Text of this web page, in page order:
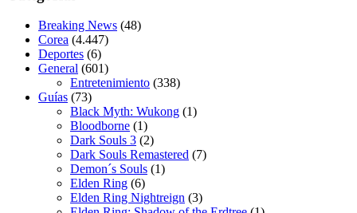
Breaking News (48)
Corea (4.447)
Deportes (6)
General (601)
Entretenimiento (338)
Guías (73)
Black Myth: Wukong (1)
Bloodborne (1)
Dark Souls 3 (2)
Dark Souls Remastered (7)
Demon´s Souls (1)
Elden Ring (6)
Elden Ring Nightreign (3)